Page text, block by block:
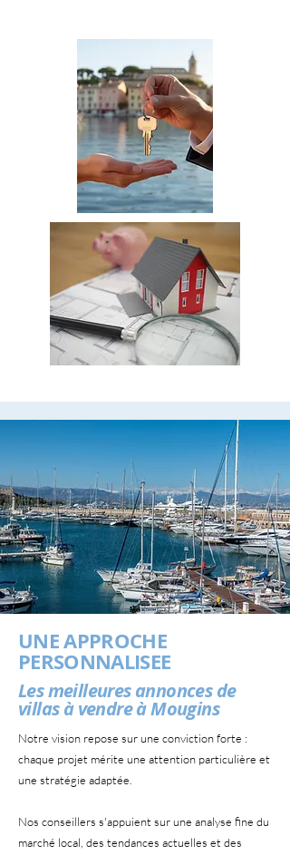
UNE APPROCHE
PERSONNALISEE
Les meilleures annonces de
villas à vendre à Mougins
Notre vision repose sur une conviction forte :
chaque projet mérite une attention particulière et
une stratégie adaptée.
Nos conseillers s'appuient sur une analyse fine du
marché local, des tendances actuelles et des